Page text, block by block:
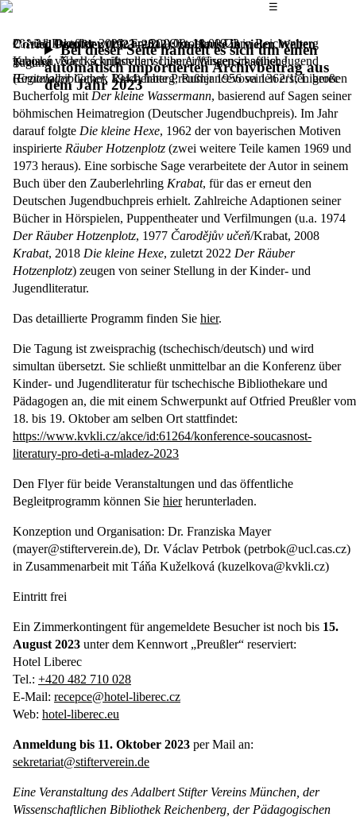
Das
☰
Bei dieser Seite handelt es sich um einen
automatisch importierten Archivbeitrag aus
dem Jahr 2023
Otfried Preußler (1923–2013): zu Hause in vielen Welten
Tagung
Otfried Preußler wurde am 20. Oktober 1923 in Reichenberg
geboren. Nach schriftstellerischen Anfängen in seiner Jugend
(Erntelager Geyer, 1944) hatte Preußler 1956 seinen ersten großen
Bucherfolg mit Der kleine Wassermann, basierend auf Sagen seiner
böhmischen Heimatregion (Deutscher Jugendbuchpreis). Im Jahr
darauf folgte Die kleine Hexe, 1962 der von bayerischen Motiven
inspirierte Räuber Hotzenplotz (zwei weitere Teile kamen 1969 und
1973 heraus). Eine sorbische Sage verarbeitete der Autor in seinem
Buch über den Zauberlehrling Krabat, für das er erneut den
Deutschen Jugendbuchpreis erhielt. Zahlreiche Adaptionen seiner
Bücher in Hörspielen, Puppentheater und Verfilmungen (u.a. 1974
Der Räuber Hotzenplotz, 1977 Čarodějův učeň/Krabat, 2008
Krabat, 2018 Die kleine Hexe, zuletzt 2022 Der Räuber
Hotzenplotz) zeugen von seiner Stellung in der Kinder- und
Jugendliteratur.
Das detaillierte Programm finden Sie hier.
Die Tagung ist zweisprachig (tschechisch/deutsch) und wird
simultan übersetzt. Sie schließt unmittelbar an die Konferenz über
Kinder- und Jugendliteratur für tschechische Bibliothekare und
Pädagogen an, die mit einem Schwerpunkt auf Otfried Preußler vom
18. bis 19. Oktober am selben Ort stattfindet:
https://www.kvkli.cz/akce/id:61264/konference-soucasnost-
literatury-pro-deti-a-mladez-2023
Den Flyer für beide Veranstaltungen und das öffentliche
Begleitprogramm können Sie hierherunterladen.
Konzeption und Organisation: Dr. Franziska Mayer
(mayer@stifterverein.de), Dr. Václav Petrbok (petrbok@ucl.cas.cz)
in Zusammenarbeit mit Táňa Kuželková (kuzelkova@kvkli.cz)
Eintritt frei
Ein Zimmerkontingent für angemeldete Besucher ist noch bis 15.
August 2023 unter dem Kennwort „Preußler“ reserviert:
Hotel Liberec
Tel.: +420 482 710 028
E-Mail: recepce@hotel-liberec.cz
Web: hotel-liberec.eu
Anmeldung bis 11. Oktober 2023 per Mail an:
sekretariat@stifterverein.de
Eine Veranstaltung des Adalbert Stifter Vereins München, der
Wissenschaftlichen Bibliothek Reichenberg, der Pädagogischen
20.–21. Oktober 2023,Fr–Sa 9.00–18.00 Uhr
Krajská vědecká knihovna v Liberci/Wissenschaftliche
Regionalbibliothek Reichenberg, Rumjancevova 1362/1, Liberec